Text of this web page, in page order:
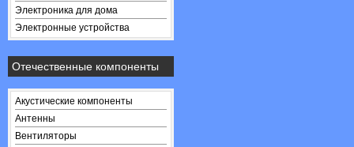
Электроника для дома
Электронные устройства
Отечественные компоненты
Акустические компоненты
Антенны
Вентиляторы